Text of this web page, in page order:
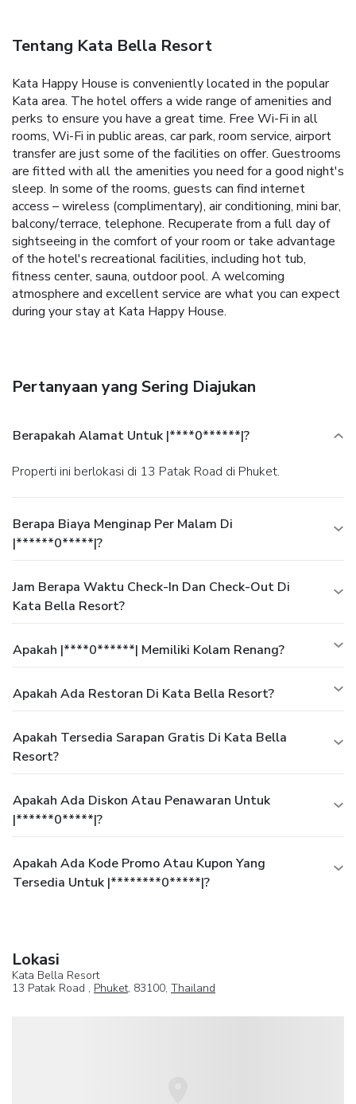
Tentang Kata Bella Resort
Kata Happy House is conveniently located in the popular
Kata area. The hotel offers a wide range of amenities and
perks to ensure you have a great time. Free Wi-Fi in all
rooms, Wi-Fi in public areas, car park, room service, airport
transfer are just some of the facilities on offer. Guestrooms
are fitted with all the amenities you need for a good night's
sleep. In some of the rooms, guests can find internet
access – wireless (complimentary), air conditioning, mini bar,
balcony/terrace, telephone. Recuperate from a full day of
sightseeing in the comfort of your room or take advantage
of the hotel's recreational facilities, including hot tub,
fitness center, sauna, outdoor pool. A welcoming
atmosphere and excellent service are what you can expect
during your stay at Kata Happy House.
Pertanyaan yang Sering Diajukan
Berapakah Alamat Untuk |****0******|?
Properti ini berlokasi di 13 Patak Road di Phuket.
Berapa Biaya Menginap Per Malam Di
|******0*****|?
Jam Berapa Waktu Check-In Dan Check-Out Di
Kata Bella Resort?
Apakah |****0******| Memiliki Kolam Renang?
Apakah Ada Restoran Di Kata Bella Resort?
Apakah Tersedia Sarapan Gratis Di Kata Bella
Resort?
Apakah Ada Diskon Atau Penawaran Untuk
|******0*****|?
Apakah Ada Kode Promo Atau Kupon Yang
Tersedia Untuk |********0*****|?
Lokasi
Kata Bella Resort
13 Patak Road , Phuket, 83100, Thailand